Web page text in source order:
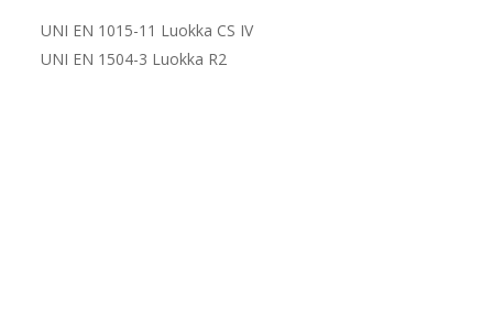
UNI EN 1015-11 Luokka CS IV
UNI EN 1504-3 Luokka R2